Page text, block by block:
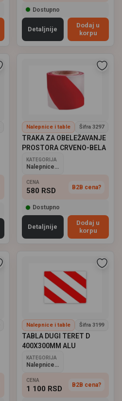
Dostupno
Detaljnije
Dodaj u
korpu
Nalepnice i table Šifra 3297
TRAKA ZA OBELEŽAVANJE
PROSTORA CRVENO-BELA
KATEGORIJA
Nalepnice i table
CENA
580 RSD B2B cena?
Dostupno
Detaljnije
Dodaj u
korpu
Nalepnice i table Šifra 3199
TABLA DUGI TERET D
400X300MM ALU
KATEGORIJA
Nalepnice i table
CENA
1 100 RSD B2B cena?